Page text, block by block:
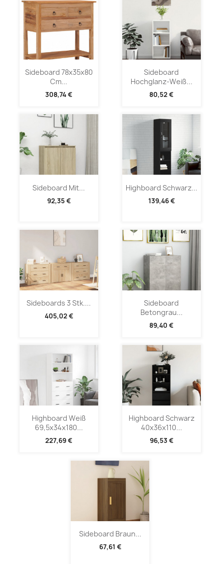
Sideboard 78x35x80
Cm...
308,74 €
Sideboard
Hochglanz-Weiß...
80,52 €
Sideboard Mit...
92,35 €
Highboard Schwarz...
139,46 €
Sideboards 3 Stk....
405,02 €
Sideboard
Betongrau...
89,40 €
Highboard Weiß
69,5x34x180...
227,69 €
Highboard Schwarz
40x36x110...
96,53 €
Sideboard Braun...
67,61 €